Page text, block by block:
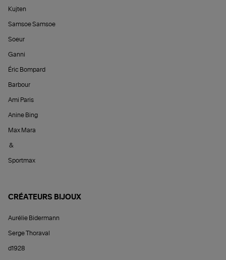
Kujten
Samsoe Samsoe
Soeur
Ganni
Éric Bompard
Barbour
Ami Paris
Anine Bing
Max Mara
&
Sportmax
CRÉATEURS BIJOUX
Aurélie Bidermann
Serge Thoraval
d1928